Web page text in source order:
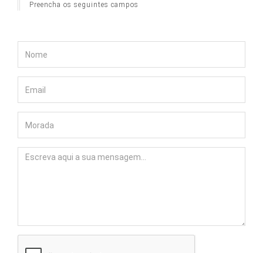
Preencha os seguintes campos